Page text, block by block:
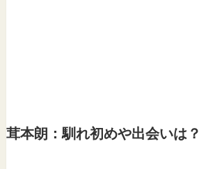
茸本朗：馴れ初めや出会いは？